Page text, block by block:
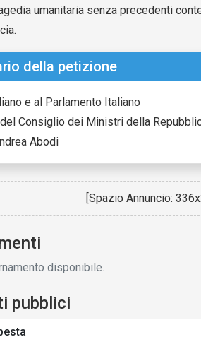
umanitaria senza precedenti
della petizione
e al Parlamento Italiano
Consiglio dei Ministri della
Abodi
[Spazio Annuncio:
disponibile.
pubblici